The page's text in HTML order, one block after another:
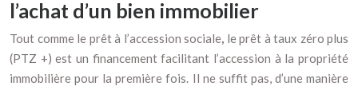
l’achat d’un bien immobilier
Tout comme le prêt à l’accession sociale, le prêt à taux zéro plus
(PTZ +) est un financement facilitant l’accession à la propriété
immobilière pour la première fois. Il ne suffit pas, d’une manière